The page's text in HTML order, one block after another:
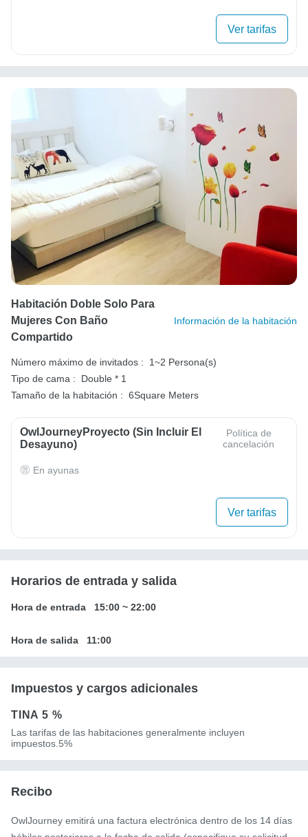
Ver tarifas
Habitación Doble Solo Para
Mujeres Con Baño
Compartido
Información de la habitación
Número máximo de invitados :
1~2 Persona(s)
Tipo de cama :
Double * 1
Tamaño de la habitación : 6Square Meters
OwlJourneyProyecto (sin Incluir El
Desayuno)
Política de
cancelación
En ayunas
Ver tarifas
Horarios de entrada y salida
Hora de entrada 15:00 ~ 22:00
Hora de salida 11:00
Impuestos y cargos adicionales
TINA 5 %
Las tarifas de las habitaciones generalmente incluyen
impuestos.5%
Recibo
OwlJourney emitirá una factura electrónica dentro de los 14 días